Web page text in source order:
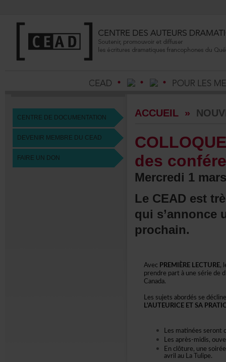
CENTREDEDOCUMENTATION
DEVENIRMEMBREDUCEAD
FAIREUNDON
ACCUEIL »
prochain.
Avec PREMIÈRELECTURE
Canada.
Lesaprès-
avrilauLaTulipe.